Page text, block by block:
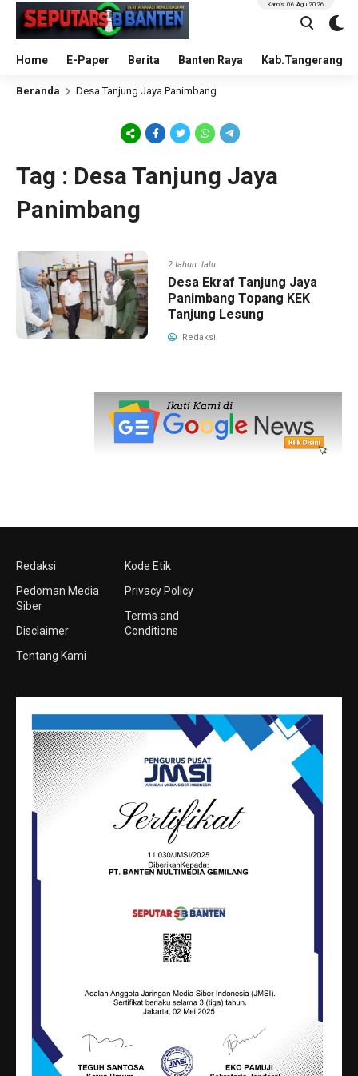
Home E-Paper Berita Banten Raya Kab.Tangerang
Kamis, 06 Agu 2026
Beranda Desa Tanjung Jaya Panimbang
Tag : Desa Tanjung Jaya
Panimbang
2 tahun lalu
Desa Ekraf Tanjung Jaya
Panimbang Topang KEK
Tanjung Lesung
Redaksi
Redaksi
Pedoman Media
Siber
Disclaimer
Tentang Kami
Kode Etik
Privacy Policy
Terms and
Conditions